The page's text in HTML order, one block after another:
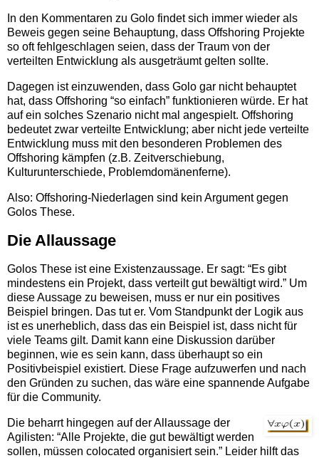
In den Kommentaren zu Golo findet sich immer wieder als
Beweis gegen seine Behauptung, dass Offshoring Projekte
so oft fehlgeschlagen seien, dass der Traum von der
verteilten Entwicklung als ausgeträumt gelten sollte.
Dagegen ist einzuwenden, dass Golo gar nicht behauptet
hat, dass Offshoring “so einfach” funktionieren würde. Er hat
auf ein solches Szenario nicht mal angespielt. Offshoring
bedeutet zwar verteilte Entwicklung; aber nicht jede verteilte
Entwicklung muss mit den besonderen Problemen des
Offshoring kämpfen (z.B. Zeitverschiebung,
Kulturunterschiede, Problemdomänenferne).
Also: Offshoring-Niederlagen sind kein Argument gegen
Golos These.
Die Allaussage
Golos These ist eine Existenzaussage. Er sagt: “Es gibt
mindestens ein Projekt, dass verteilt gut bewältigt wird.” Um
diese Aussage zu beweisen, muss er nur ein positives
Beispiel bringen. Das tut er. Vom Standpunkt der Logik aus
ist es unerheblich, dass das ein Beispiel ist, dass nicht für
viele Teams gilt. Damit kann eine Diskussion darüber
beginnen, wie es sein kann, dass überhaupt so ein
Positivbeispiel existiert. Diese Frage aufzuwerfen und nach
den Gründen zu suchen, das wäre eine spannende Aufgabe
für die Community.
Die beharrt hingegen auf der Allaussage der
Agilisten: “Alle Projekte, die gut bewältigt werden
sollen, müssen colocated organisiert sein.” Leider hilft das